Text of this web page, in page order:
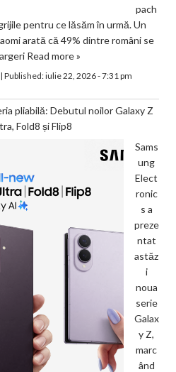
pach
pentru ce lăsăm în urmă. Un
arată că 49% dintre români se
Read more »
Published:iulie 22, 2026 - 7:31 pm
pliabilă: Debutul noilor Galaxy Z
Fold8 și Flip8
Sams
ung
Elect
ronic
s a
preze
ntat
astăz
i
noua
serie
Galax
y Z,
marc
ând